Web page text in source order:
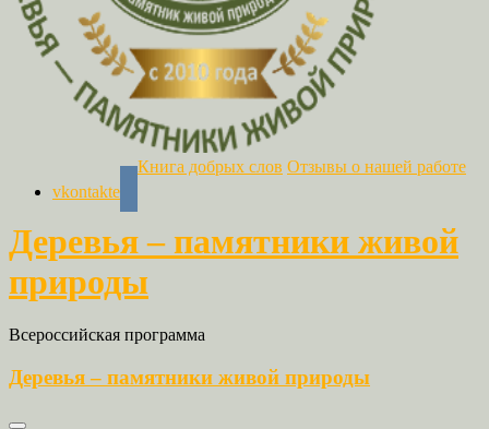
vkontakte
Книга добрых слов Отзывы о нашей работе
Деревья – памятники живой
природы
Всероссийская программа
Деревья – памятники живой природы